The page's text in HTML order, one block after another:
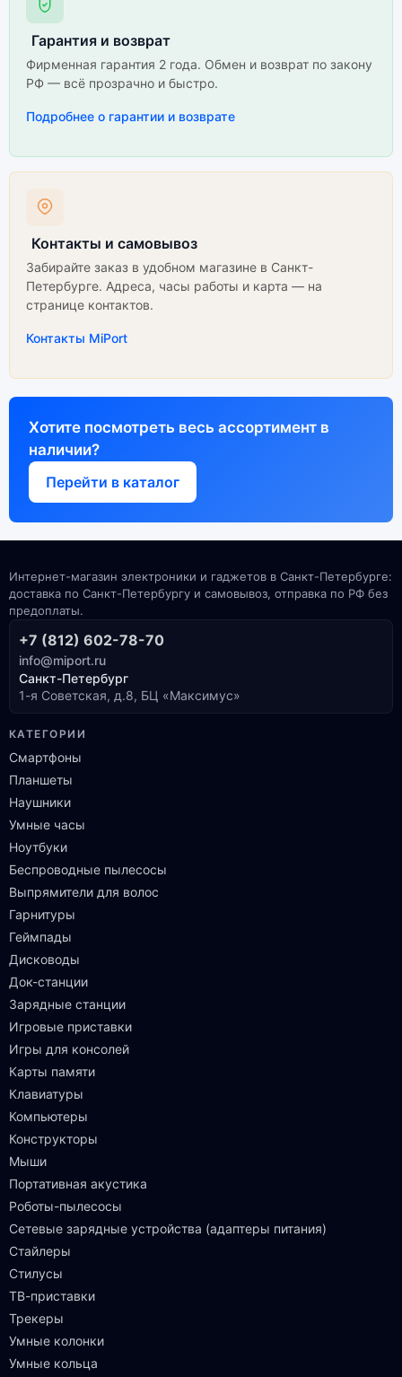
Гарантия и возврат
Фирменная гарантия 2 года. Обмен и возврат по закону
РФ — всё прозрачно и быстро.
Подробнее о гарантии и возврате
Контакты и самовывоз
Забирайте заказ в удобном магазине в Санкт-
Петербурге. Адреса, часы работы и карта — на
странице контактов.
Контакты MiPort
Хотите посмотреть весь ассортимент в
наличии?
Перейти в каталог
Интернет-магазин электроники и гаджетов в Санкт-Петербурге:
доставка по Санкт-Петербургу и самовывоз, отправка по РФ без
предоплаты.
+7 (812) 602-78-70
info@miport.ru
Санкт-Петербург
1-я Советская, д.8, БЦ «Максимус»
КАТЕГОРИИ
Смартфоны
Планшеты
Наушники
Умные часы
Ноутбуки
Беспроводные пылесосы
Выпрямители для волос
Гарнитуры
Геймпады
Дисководы
Док-станции
Зарядные станции
Игровые приставки
Игры для консолей
Карты памяти
Клавиатуры
Компьютеры
Конструкторы
Мыши
Портативная акустика
Роботы-пылесосы
Сетевые зарядные устройства (адаптеры питания)
Стайлеры
Стилусы
ТВ-приставки
Трекеры
Умные колонки
Умные кольца